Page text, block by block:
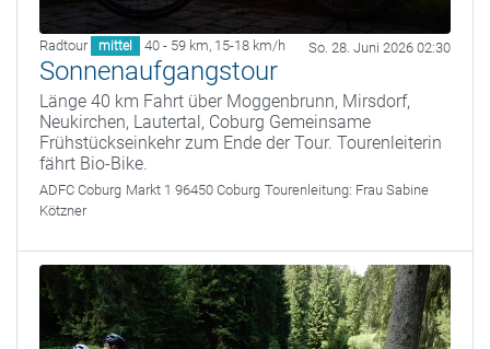
Radtour mittel 40 - 59 km, 15-18 km/h So. 28. Juni 2026 02:30
Sonnenaufgangstour
Länge 40 km Fahrt über Moggenbrunn, Mirsdorf,
Neukirchen, Lautertal, Coburg Gemeinsame
Frühstückseinkehr zum Ende der Tour. Tourenleiterin
fährt Bio-Bike.
ADFC Coburg Markt 1 96450 Coburg Tourenleitung: Frau Sabine
Kötzner